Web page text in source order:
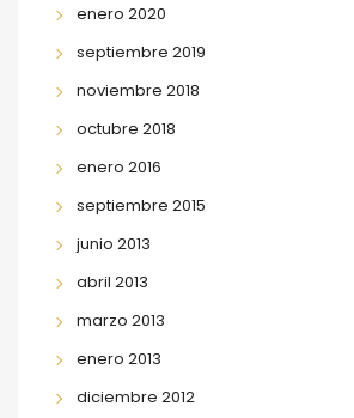
enero 2020
septiembre 2019
noviembre 2018
octubre 2018
enero 2016
septiembre 2015
junio 2013
abril 2013
marzo 2013
enero 2013
diciembre 2012